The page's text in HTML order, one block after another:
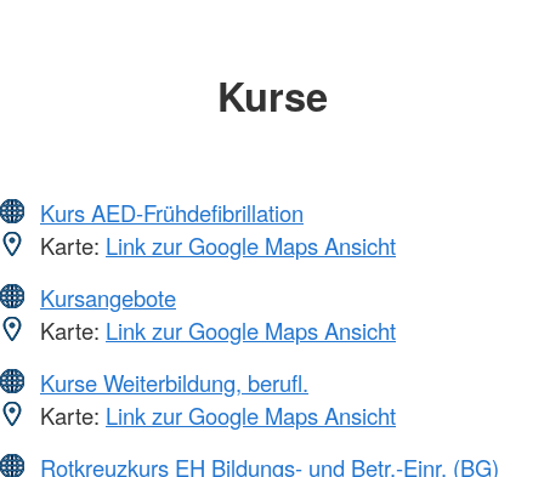
Kurse
Kurs AED-Frühdefibrillation
Karte: Link zur Google Maps Ansicht
Kursangebote
Karte: Link zur Google Maps Ansicht
Kurse Weiterbildung, berufl.
Karte: Link zur Google Maps Ansicht
Rotkreuzkurs EH Bildungs- und Betr.-Einr. (BG)